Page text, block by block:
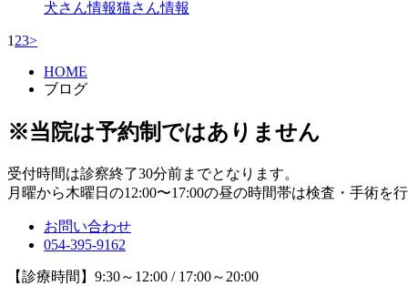
犬さん情報猫さん情報
1 23>
HOME
ブログ
※当院は予約制ではありません
受付時間は診察終了30分前までとなります。
月曜から木曜日の12:00〜17:00の昼の時間帯は検査・手術を
お問い合わせ
054-395-9162
【診療時間】9:30～12:00 / 17:00～20:00